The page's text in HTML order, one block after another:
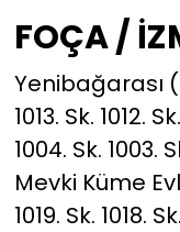
FOÇA /
Yenibağarası (
1013. Sk. 1012.
1004. Sk. 1003.
Mevki Küme
1019. Sk. 1018.